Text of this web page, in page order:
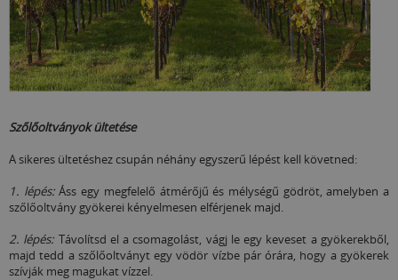
Szőlőoltványok ültetése
A sikeres ültetéshez csupán néhány egyszerű lépést kell követned:
1. lépés:Áss egy megfelelő átmérőjű és mélységű gödröt, amelyben a
szőlőoltvány gyökerei kényelmesen elférjenek majd.
2. lépés: Távolítsd el a csomagolást, vágj le egy keveset a gyökerekből,
majd tedd a szőlőoltványt egy vödör vízbe pár órára, hogy a gyökerek
szívják meg magukat vízzel.